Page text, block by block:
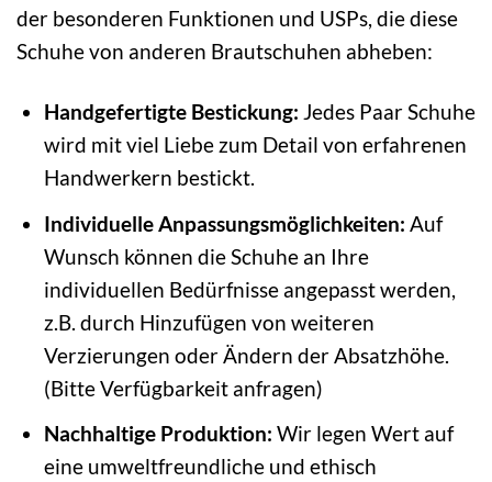
der besonderen Funktionen und USPs, die diese
Schuhe von anderen Brautschuhen abheben:
Handgefertigte Bestickung: Jedes Paar Schuhe
wird mit viel Liebe zum Detail von erfahrenen
Handwerkern bestickt.
Individuelle Anpassungsmöglichkeiten: Auf
Wunsch können die Schuhe an Ihre
individuellen Bedürfnisse angepasst werden,
z.B. durch Hinzufügen von weiteren
Verzierungen oder Ändern der Absatzhöhe.
(Bitte Verfügbarkeit anfragen)
Nachhaltige Produktion: Wir legen Wert auf
eine umweltfreundliche und ethisch